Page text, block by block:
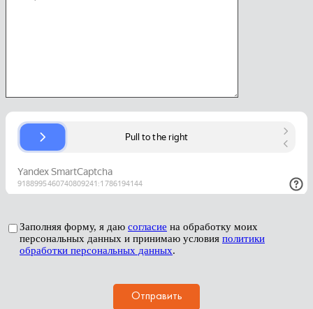
Заполняя форму, я даю согласие на обработку моих
персональных данных и принимаю условия политики
обработки персональных данных.